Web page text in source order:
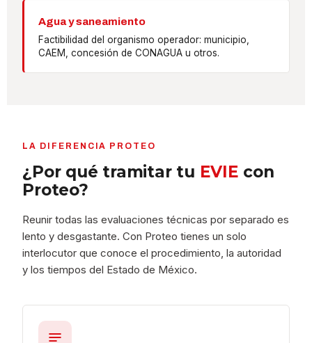
Agua y saneamiento
Factibilidad del organismo operador: municipio,
CAEM, concesión de CONAGUA u otros.
LA DIFERENCIA PROTEO
¿Por qué tramitar tu EVIE con
Proteo?
Reunir todas las evaluaciones técnicas por separado es
lento y desgastante. Con Proteo tienes un solo
interlocutor que conoce el procedimiento, la autoridad
y los tiempos del Estado de México.